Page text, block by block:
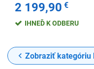
2 199,90 €
IHNEĎ K ODBERU
Zobraziť kategóriu